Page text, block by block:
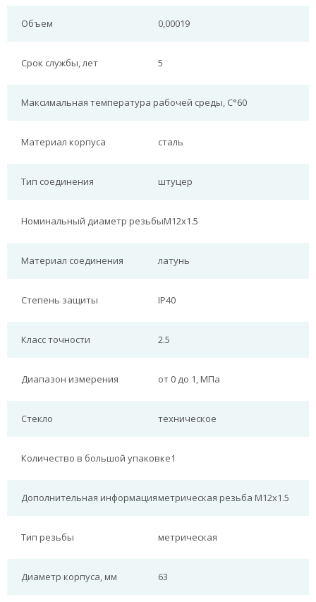
Объем 0,00019
Срок службы, лет 5
Максимальная температура рабочей среды, С°60
Материал корпуса сталь
Тип соединения штуцер
Номинальный диаметр резьбыМ12х1.5
Материал соединения латунь
Степень защиты IP40
Класс точности 2.5
Диапазон измерения от 0 до 1, МПа
Стекло техническое
Количество в большой упаковке1
Дополнительная информацияметрическая резьба М12х1.5
Тип резьбы метрическая
Диаметр корпуса, мм 63